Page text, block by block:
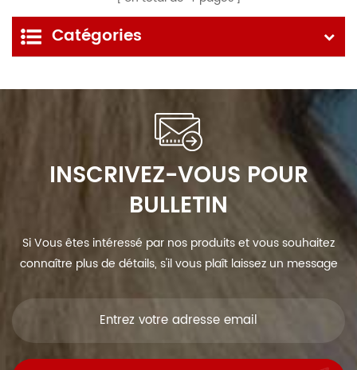
Catégories
INSCRIVEZ-VOUS POUR
BULLETIN
Si Vous êtes intéressé par nos produits et vous souhaitez
connaître plus de détails, s'il vous plaît laissez un message